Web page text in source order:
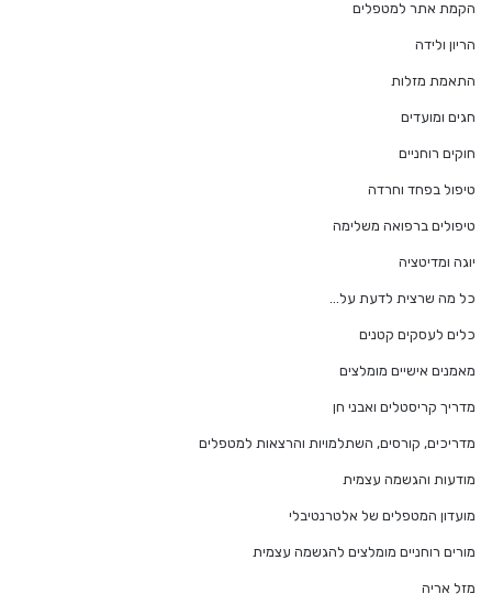
הקמת אתר למטפלים
הריון ולידה
התאמת מזלות
חגים ומועדים
חוקים רוחניים
טיפול בפחד וחרדה
טיפולים ברפואה משלימה
יוגה ומדיטציה
כל מה שרצית לדעת על…
כלים לעסקים קטנים
מאמנים אישיים מומלצים
מדריך קריסטלים ואבני חן
מדריכים, קורסים, השתלמויות והרצאות למטפלים
מודעות והגשמה עצמית
מועדון המטפלים של אלטרנטיבלי
מורים רוחניים מומלצים להגשמה עצמית
מזל אריה